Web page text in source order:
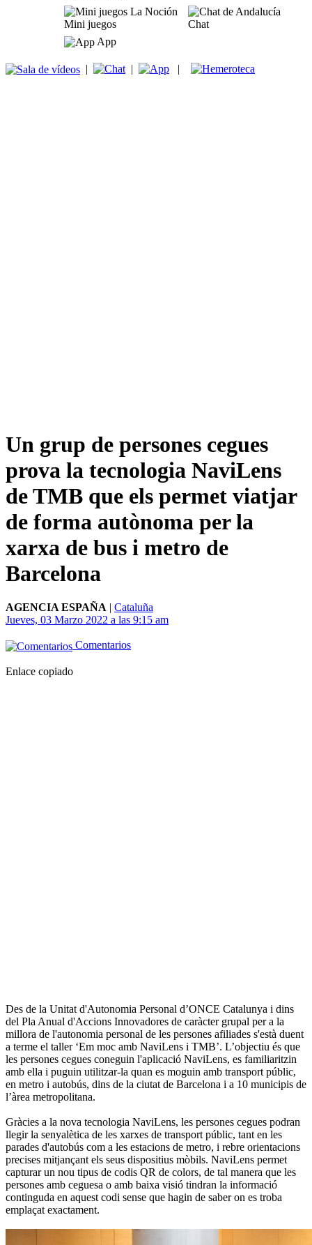
Mini juegos
Chat
App
| | |
Un grup de persones cegues
prova la tecnologia NaviLens
de TMB que els permet viatjar
de forma autònoma per la
xarxa de bus i metro de
Barcelona
AGENCIA ESPAÑA | Cataluña
Jueves, 03 Marzo 2022 a las 9:15 am
Comentarios
Enlace copiado
Des de la Unitat d'Autonomia Personal d’ONCE Catalunya i dins
del Pla Anual d'Accions Innovadores de caràcter grupal per a la
millora de l'autonomia personal de les persones afiliades s'està duent
a terme el taller ‘Em moc amb NaviLens i TMB’. L’objectiu és que
les persones cegues coneguin l'aplicació NaviLens, es familiaritzin
amb ella i puguin utilitzar-la quan es moguin amb transport públic,
en metro i autobús, dins de la ciutat de Barcelona i a 10 municipis de
l’àrea metropolitana.
Gràcies a la nova tecnologia NaviLens, les persones cegues podran
llegir la senyalètica de les xarxes de transport públic, tant en les
parades d'autobús com a les estacions de metro, i rebre orientacions
precises mitjançant els seus dispositius mòbils. NaviLens permet
capturar un nou tipus de codis QR de colors, de tal manera que les
persones amb ceguesa o amb baixa visió tindran la informació
continguda en aquest codi sense que hagin de saber on es troba
emplaçat exactament.